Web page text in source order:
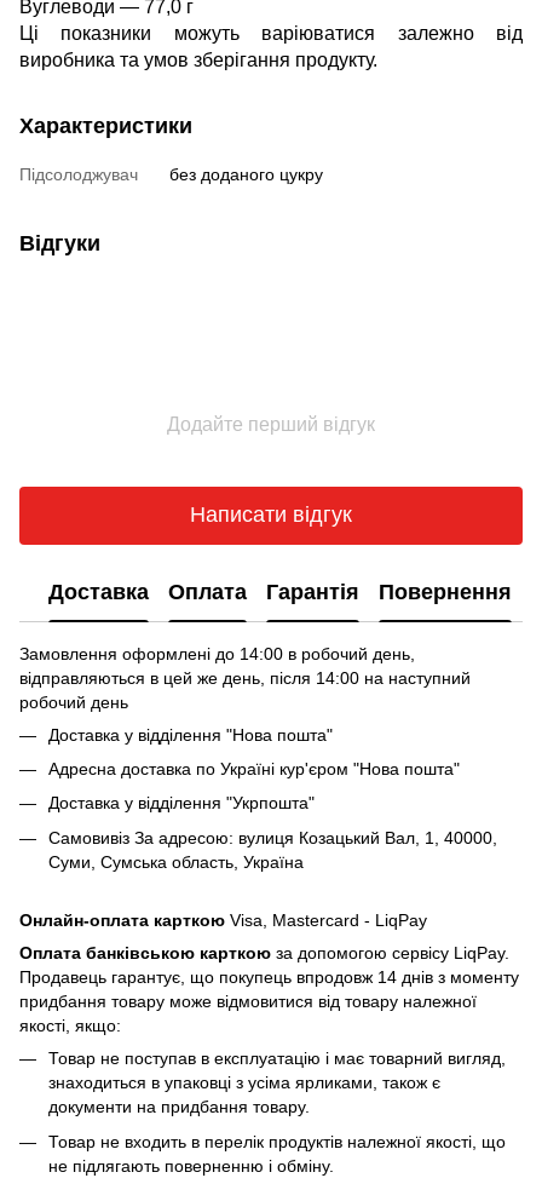
Вуглеводи — 77,0 г
Ці показники можуть варіюватися залежно від
виробника та умов зберігання продукту.
Характеристики
Підсолоджувач без доданого цукру
Відгуки
Додайте перший відгук
Написати відгук
Доставка Оплата Гарантія Повернення
Замовлення оформлені до 14:00 в робочий день,
відправляються в цей же день, після 14:00 на наступний
робочий день
Доставка у відділення "Нова пошта"
Адресна доставка по Україні кур'єром "Нова пошта"
Доставка у відділення "Укрпошта"
Самовивіз За адресою: вулиця Козацький Вал, 1, 40000,
Суми, Сумська область, Україна
Онлайн-оплата карткою Visa, Mastercard - LiqPay
Оплата банківською карткою за допомогою сервісу LiqPay.
Продавець гарантує, що покупець впродовж 14 днів з моменту
придбання товару може відмовитися від товару належної
якості, якщо:
Товар не поступав в експлуатацію і має товарний вигляд,
знаходиться в упаковці з усіма ярликами, також є
документи на придбання товару.
Товар не входить в перелік продуктів належної якості, що
не підлягають поверненню і обміну.